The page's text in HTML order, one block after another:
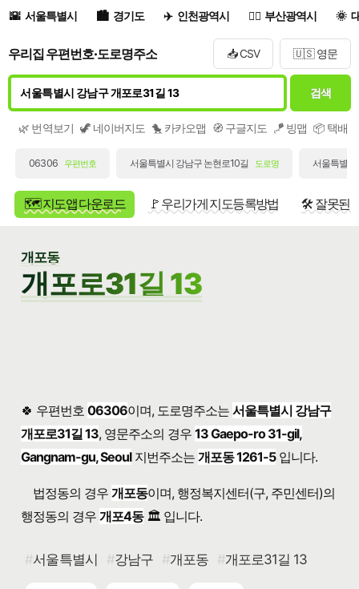
서울특별시 경기도 인천광역시 부산광역시
우리집 우편번호·도로명주소 📥 CSV 🇺🇸 영문
검색
🌿 번역보기 🦖 네이버지도 🐤 카카오맵 🧭 구글지도 🪁 빙맵 📦 택배/
06306 우편번호 서울특별시 강남구 논현로10길 도로명 서울특별
🗺️ 지도앱 다운로드 🚩 우리가게 지도등록방법 🛠️ 잘못된
개포동
개포로31길 13
🍀 우편번호 06306이며, 도로명주소는서울특별시 강남구
개포로31길 13, 영문주소의 경우13 Gaepo-ro 31-gil,
Gangnam-gu, Seoul지번주소는개포동 1261-5입니다.
법정동의 경우 개포동이며, 행정복지센터(구, 주민센터)의
행정동의 경우 개포4동🏛️ 입니다.
서울특별시 강남구 개포동 개포로31길 13